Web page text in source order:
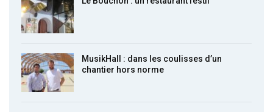
MusikHall : dans les coulisses d’un
chantier hors norme